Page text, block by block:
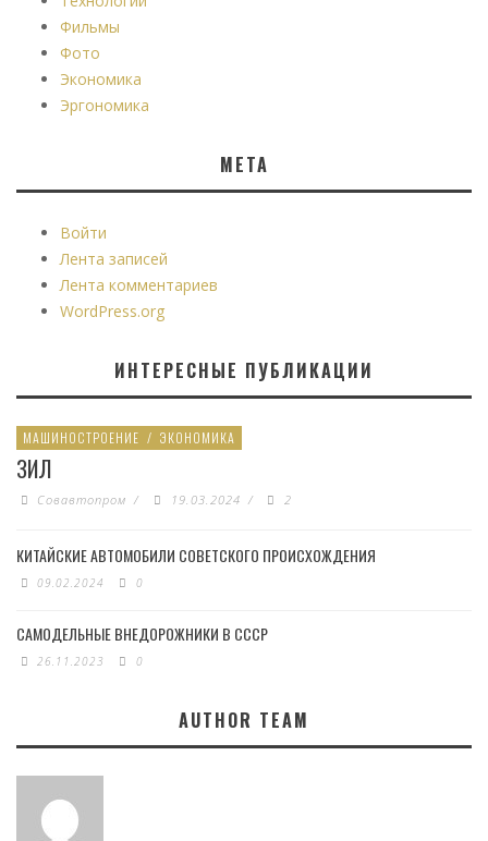
Фильмы
Фото
Экономика
Эргономика
МЕТА
Войти
Лента записей
Лента комментариев
WordPress.org
ИНТЕРЕСНЫЕ ПУБЛИКАЦИИ
МАШИНОСТРОЕНИЕ / ЭКОНОМИКА
ЗИЛ
Совавтопром / 19.03.2024 / 2
КИТАЙСКИЕ АВТОМОБИЛИ СОВЕТСКОГО ПРОИСХОЖДЕНИЯ
09.02.2024 0
САМОДЕЛЬНЫЕ ВНЕДОРОЖНИКИ В СССР
26.11.2023 0
AUTHOR TEAM